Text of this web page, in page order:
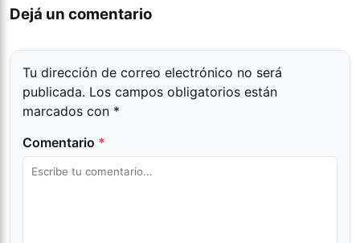
Dejá un comentario
Tu dirección de correo electrónico no será
publicada. Los campos obligatorios están
marcados con *
Comentario *